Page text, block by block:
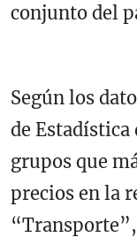
conjunto del
Según los
de
grupos que
precios en la